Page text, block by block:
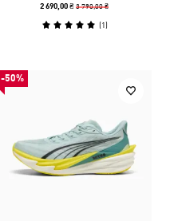
2 690,00 ₴3 790,00 ₴
(1)
-50%